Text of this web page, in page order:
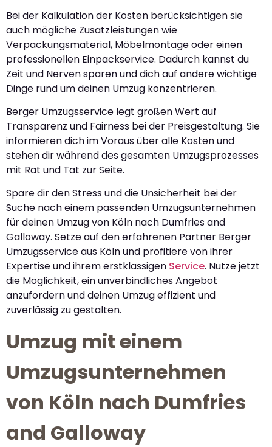
Bei der Kalkulation der Kosten berücksichtigen sie
auch mögliche Zusatzleistungen wie
Verpackungsmaterial, Möbelmontage oder einen
professionellen Einpackservice. Dadurch kannst du
Zeit und Nerven sparen und dich auf andere wichtige
Dinge rund um deinen Umzug konzentrieren.
Berger Umzugsservice legt großen Wert auf
Transparenz und Fairness bei der Preisgestaltung. Sie
informieren dich im Voraus über alle Kosten und
stehen dir während des gesamten Umzugsprozesses
mit Rat und Tat zur Seite.
Spare dir den Stress und die Unsicherheit bei der
Suche nach einem passenden Umzugsunternehmen
für deinen Umzug von Köln nach Dumfries and
Galloway. Setze auf den erfahrenen Partner Berger
Umzugsservice aus Köln und profitiere von ihrer
Expertise und ihrem erstklassigen Service. Nutze jetzt
die Möglichkeit, ein unverbindliches Angebot
anzufordern und deinen Umzug effizient und
zuverlässig zu gestalten.
Umzug mit einem
Umzugsunternehmen
von Köln nach Dumfries
and Galloway